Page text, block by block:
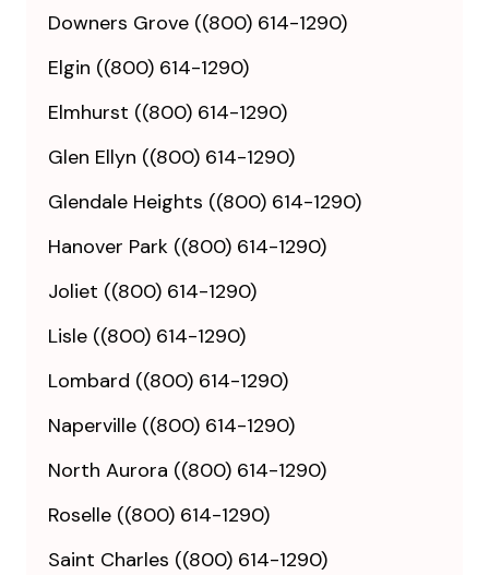
Downers Grove ((800) 614-1290)
Elgin ((800) 614-1290)
Elmhurst ((800) 614-1290)
Glen Ellyn ((800) 614-1290)
Glendale Heights ((800) 614-1290)
Hanover Park ((800) 614-1290)
Joliet ((800) 614-1290)
Lisle ((800) 614-1290)
Lombard ((800) 614-1290)
Naperville ((800) 614-1290)
North Aurora ((800) 614-1290)
Roselle ((800) 614-1290)
Saint Charles ((800) 614-1290)